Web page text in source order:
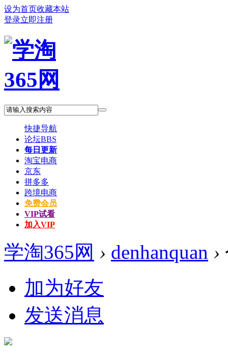
设为首页收藏本站
登录立即注册
快捷导航
论坛BBS
每日更新
淘宝电商
京东
拼多多
跨境电商
免费会员
VIP试看
加入VIP
学淘365网 › denhanquan ›
加为好友
发送消息